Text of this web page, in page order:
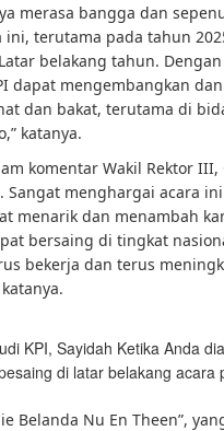
merasa bangga dan
ini, terutama pada tahun
belakang tahun.
dapat mengembangkan dan
dan bakat, terutama di
katanya.
komentar Wakil Rektor III,
Sangat menghargai acara
menarik dan menambah
bersaing di tingkat
bekerja dan terus
KPI, Sayidah Ketika Anda
di latar belakang acara
Belanda Nu En Theen”,